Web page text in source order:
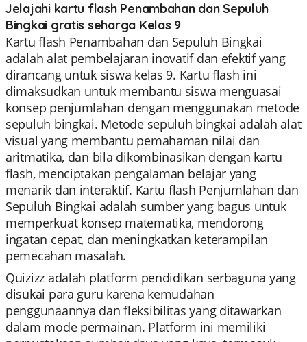
Jelajahi kartu flash Penambahan dan Sepuluh
Bingkai gratis seharga Kelas 9
Kartu flash Penambahan dan Sepuluh Bingkai
adalah alat pembelajaran inovatif dan efektif yang
dirancang untuk siswa kelas 9. Kartu flash ini
dimaksudkan untuk membantu siswa menguasai
konsep penjumlahan dengan menggunakan metode
sepuluh bingkai. Metode sepuluh bingkai adalah alat
visual yang membantu pemahaman nilai dan
aritmatika, dan bila dikombinasikan dengan kartu
flash, menciptakan pengalaman belajar yang
menarik dan interaktif. Kartu flash Penjumlahan dan
Sepuluh Bingkai adalah sumber yang bagus untuk
memperkuat konsep matematika, mendorong
ingatan cepat, dan meningkatkan keterampilan
pemecahan masalah.
Quizizz adalah platform pendidikan serbaguna yang
disukai para guru karena kemudahan
penggunaannya dan fleksibilitas yang ditawarkan
dalam mode permainan. Platform ini memiliki